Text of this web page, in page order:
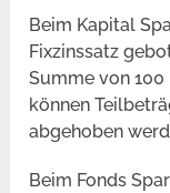
Beim Kapital
Fixzinssatz
Summe von
können
abgehoben
Beim Fonds